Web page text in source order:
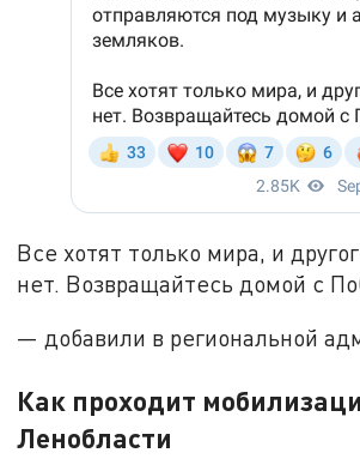
Все хотят только мира, и
нет. Возвращайтесь домой с
— добавили в региональной
Как проходит
Ленобласти